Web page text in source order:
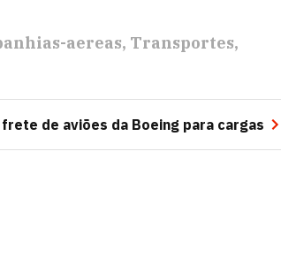
aereas Transportes
de aviões da Boeing para cargas